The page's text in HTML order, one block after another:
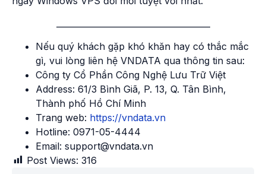
Nếu quý khách gặp khó khăn hay có thắc mắc
gì, vui lòng liên hệ VNDATA qua thông tin sau:
Công ty Cổ Phần Công Nghệ Lưu Trữ Việt
Address: 61/3 Bình Giã, P. 13, Q. Tân Bình,
Thành phố Hồ Chí Minh
Trang web: https://vndata.vn
Hotline: 0971-05-4444
Email: support@vndata.vn
Post Views: 316